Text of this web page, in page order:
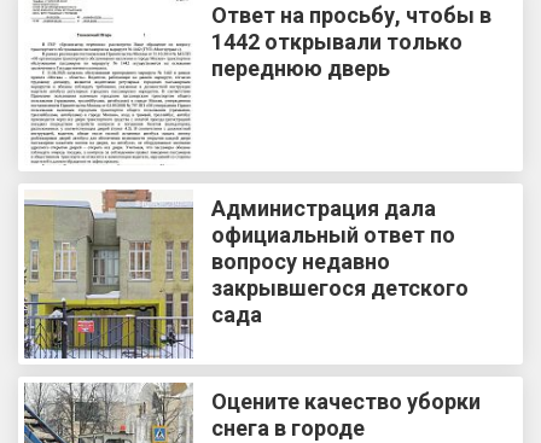
Ответ на просьбу, чтобы в
1442 открывали только
переднюю дверь
Администрация дала
официальный ответ по
вопросу недавно
закрывшегося детского
сада
Оцените качество уборки
снега в городе